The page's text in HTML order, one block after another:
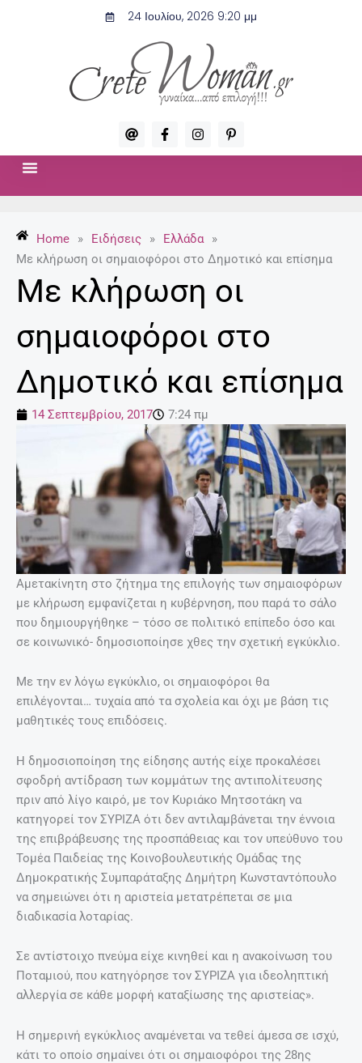
24 Ιουλίου, 2026 9:20 μμ
A
t
F
a
c
-
f
I
n
s
P
i
n
p
Home » Ειδήσεις » Ελλάδα
»
Με κλήρωση οι σημαιοφόροι στο Δημοτικό και επίσημα
Με κλήρωση οι
σημαιοφόροι στο
Δημοτικό και επίσημα
14 Σεπτεμβρίου, 2017 7:24 πμ
Αμετακίνητη στο ζήτημα της επιλογής των σημαιοφόρων
με κλήρωση εμφανίζεται η κυβέρνηση, που παρά το σάλο
που δημιουργήθηκε – τόσο σε πολιτικό επίπεδο όσο και
σε κοινωνικό- δημοσιοποίησε χθες την σχετική εγκύκλιο.
Mε την εν λόγω εγκύκλιο, οι σημαιοφόροι θα
επιλέγονται… τυχαία από τα σχολεία και όχι με βάση τις
μαθητικές τους επιδόσεις.
Η δημοσιοποίηση της είδησης αυτής είχε προκαλέσει
σφοδρή αντίδραση των κομμάτων της αντιπολίτευσης
πριν από λίγο καιρό, με τον Κυριάκο Μητσοτάκη να
κατηγορεί τον ΣΥΡΙΖΑ ότι δεν αντιλαμβάνεται την έννοια
της επιβράβευσης της προσπάθειας και τον υπεύθυνο του
Τομέα Παιδείας της Κοινοβουλευτικής Ομάδας της
Δημοκρατικής Συμπαράταξης Δημήτρη Κωνσταντόπουλο
να σημειώνει ότι η αριστεία μετατρέπεται σε μια
διαδικασία λοταρίας.
Σε αντίστοιχο πνεύμα είχε κινηθεί και η ανακοίνωση του
Ποταμιού, που κατηγόρησε τον ΣΥΡΙΖΑ για ιδεοληπτική
αλλεργία σε κάθε μορφή καταξίωσης της αριστείας».
Η σημερινή εγκύκλιος αναμένεται να τεθεί άμεσα σε ισχύ,
κάτι το οποίο σημαίνει ότι οι σημαιοφόροι της 28ης